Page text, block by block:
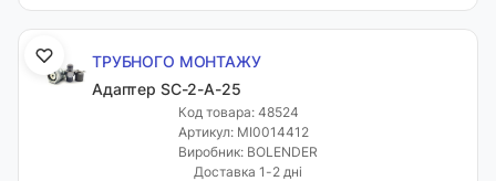
ТРУБНОГО МОНТАЖУ
Адаптер SC-2-A-25
Код товара: 48524
Артикул: MI0014412
Виробник: BOLENDER
Доставка 1-2 дні